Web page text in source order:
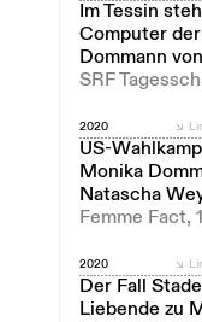
Im Tessin
Computer
Dommann
SRF
2020
US-
Monika
Natascha
Femme Fact,
2020
Der Fall
Liebende zu